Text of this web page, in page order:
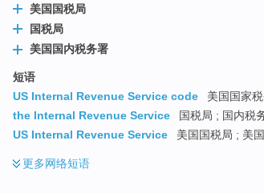
美国国税局
国税局
美国国内税务署
短语
US Internal Revenue Service code
美国国家
the Internal Revenue Service
国税局 ; 国内税
US Internal Revenue Service
美国国税局 ; 美
更多网络短语